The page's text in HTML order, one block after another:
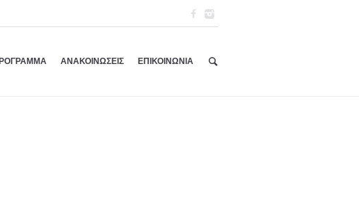
ΑΝΑΚΟΙΝΩΣΕΙΣ ΕΠΙΚΟΙΝΩΝΙΑ